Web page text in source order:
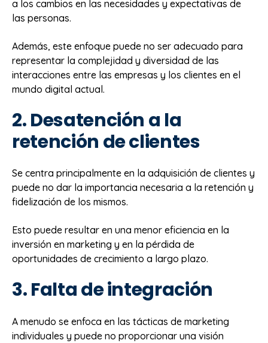
a los cambios en las necesidades y expectativas de
las personas.
Además, este enfoque puede no ser adecuado para
representar la complejidad y diversidad de las
interacciones entre las empresas y los clientes en el
mundo digital actual.
2. Desatención a la
retención de clientes
Se centra principalmente en la adquisición de clientes y
puede no dar la importancia necesaria a la retención y
fidelización de los mismos.
Esto puede resultar en una menor eficiencia en la
inversión en marketing y en la pérdida de
oportunidades de crecimiento a largo plazo.
3. Falta de integración
A menudo se enfoca en las tácticas de marketing
individuales y puede no proporcionar una visión